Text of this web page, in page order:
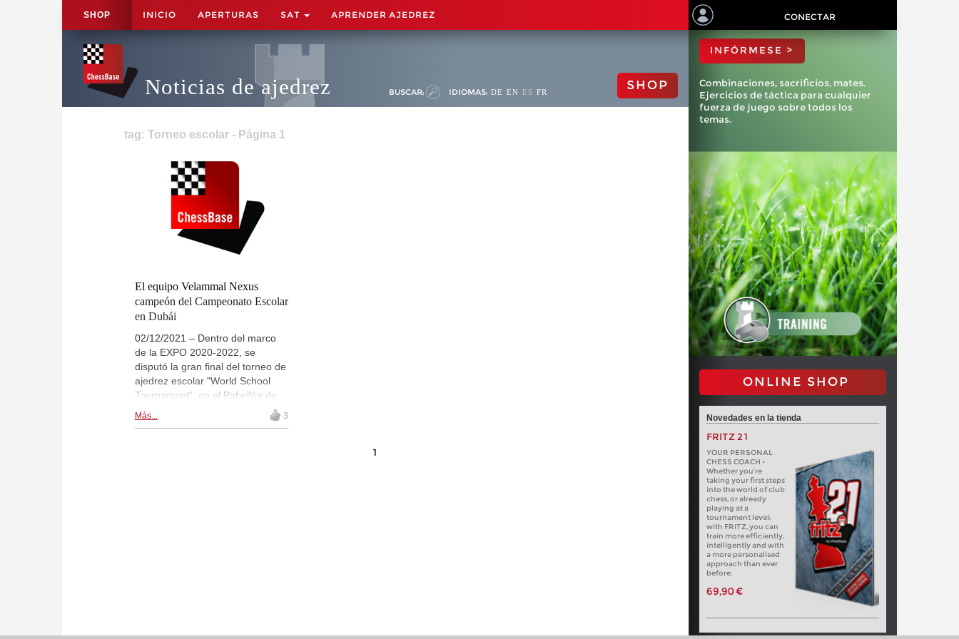
SHOP INICIO APERTURAS SAT APRENDER AJEDREZ CONECTAR
Noticias de ajedrez BUSCAR: IDIOMAS: DE EN ES FR SHOP
tag: Torneo escolar - Página 1
El equipo Velammal Nexus
campeón del Campeonato Escolar
en Dubái
02/12/2021 – Dentro del marco
de la EXPO 2020-2022, se
disputó la gran final del torneo de
ajedrez escolar "World School
Tournament", en el Pabellón de
España, en la EXPO en Dubái.
Fueron invitados los 12 mejores
Más... 3
1
ChessBase?
INFÓRMESE >
Combinaciones, sacrificios, mates.
Ejercicios de táctica para cualquier
fuerza de juego sobre todos los
temas.
ONLINE SHOP
Novedades en la tienda
FRITZ 21
YOUR PERSONAL
CHESS COACH -
Whether you’re
taking your first steps
into the world of club
chess, or already
playing at a
tournament level:
with FRITZ, you can
train more efficiently,
intelligently and with
a more personalised
approach than ever
before.
69,90 €